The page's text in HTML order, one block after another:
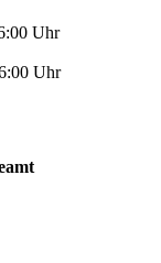
Uhr
Uhr